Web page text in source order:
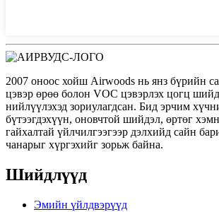
2007 оноос хойш Airwoods нь янз бүрийн
цэвэр өрөө болон VOC цэвэрлэх цогц
нийлүүлэхэд зориулагдсан. Бид эрчим
бүтээгдэхүүн, оновчтой шийдэл, өртөг
гайхалтай үйлчилгээгээр дэлхийд сайн
чанарыг хүргэхийг зорьж байна.
Шийдлүүд
Эмийн үйлдвэрүүд